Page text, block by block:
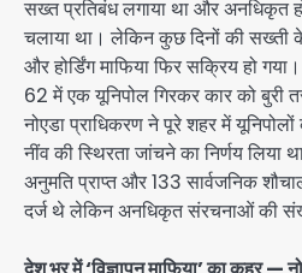
सख्त प्रतिबंध लगाया था और अनधिकृत
चलाया था। लेकिन कुछ दिनों की सख्ती
और होर्डिंग माफिया फिर सक्रिय हो
62 में एक यूनिपोल गिरकर कार को बुरी
नोएडा प्राधिकरण ने पूरे शहर में
नींव की स्थिरता जांचने का निर्णय
अनुमति प्राप्त और 133 सार्वजनिक
दर्ज थे लेकिन अनधिकृत संरचनाओं की